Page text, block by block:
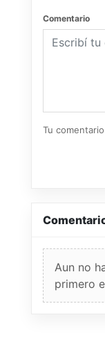
Comentario
Tu
Aun no
primero